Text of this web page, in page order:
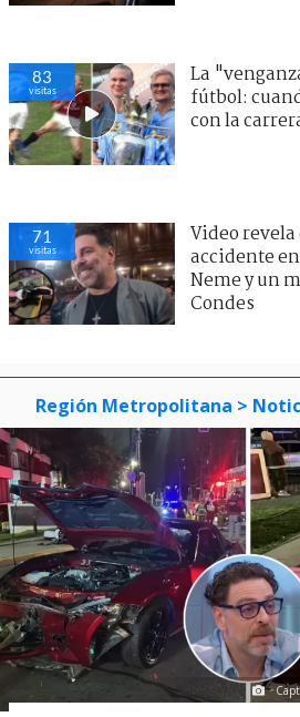
83
visitas
La
fútbol:
con la
71
visitas
Video
accidente
Neme y un
Condes
Región Metropolitana >